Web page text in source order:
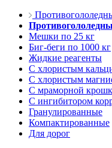
Мешки по 25 кг
Биг-беги по 1000 кг
Жидкие реагенты
С хлористым
С хлористым
С мраморной
С ингибитором
Гранулированные
Компактированные
Для дорог